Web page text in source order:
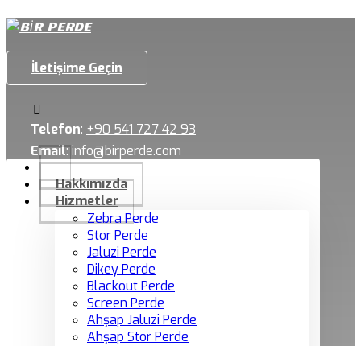
İletişime Geçin
Telefon: +90 541 727 42 93
Email:info@birperde.com
Hakkımızda
Hizmetler
Zebra Perde
Stor Perde
Jaluzi Perde
Dikey Perde
Blackout Perde
Screen Perde
Ahşap Jaluzi Perde
Ahşap Stor Perde